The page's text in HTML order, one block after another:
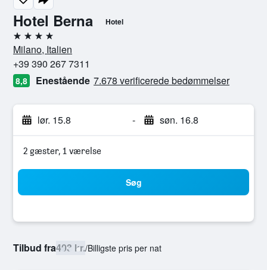
Hotel Berna Hotel
4 stjerner
Milano, Italien
+39 390 267 7311
8,8 Enestående 7.678 verificerede bedømmelser
lør. 15.8 - søn. 16.8
2 gæster, 1 værelse
Søg
Tilbud fra403 kr./Billigste pris per nat